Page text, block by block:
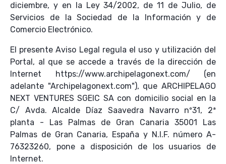
diciembre, y en la Ley 34/2002, de 11 de Julio, de
Servicios de la Sociedad de la Información y de
Comercio Electrónico.
El presente Aviso Legal regula el uso y utilización del
Portal, al que se accede a través de la dirección de
Internet https://www.archipelagonext.com/ (en
adelante "Archipelagonext.com"), que ARCHIPELAGO
NEXT VENTURES SGEIC SA con domicilio social en la
C/ Avda. Alcalde Díaz Saavedra Navarro nº31, 2ª
planta - Las Palmas de Gran Canaria 35001 Las
Palmas de Gran Canaria, España y N.I.F. número A-
76323260, pone a disposición de los usuarios de
Internet.